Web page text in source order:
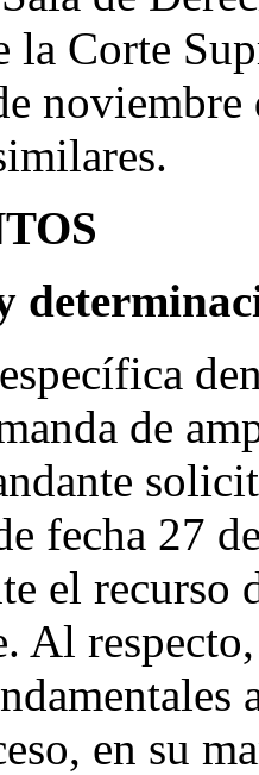
la Corte
de
fecha 27
el recurso
Al
en su